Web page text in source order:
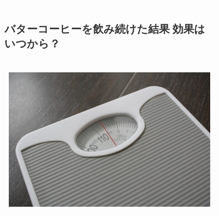
バターコーヒーを飲み続けた結果 効果は
いつから？